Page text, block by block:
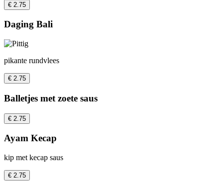
€ 2.75
Daging Bali
pikante rundvlees
€ 2.75
Balletjes met zoete saus
€ 2.75
Ayam Kecap
kip met kecap saus
€ 2.75